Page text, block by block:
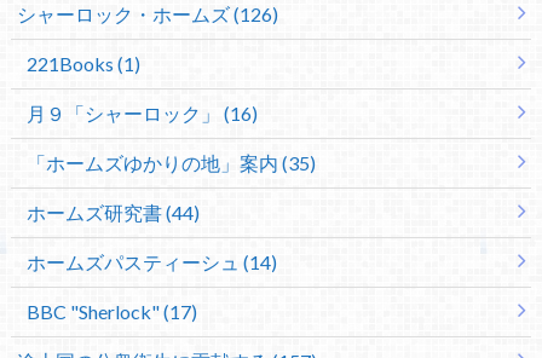
シャーロック・ホームズ (126)
221Books (1)
月９「シャーロック」 (16)
「ホームズゆかりの地」案内 (35)
ホームズ研究書 (44)
ホームズパスティーシュ (14)
BBC "Sherlock" (17)